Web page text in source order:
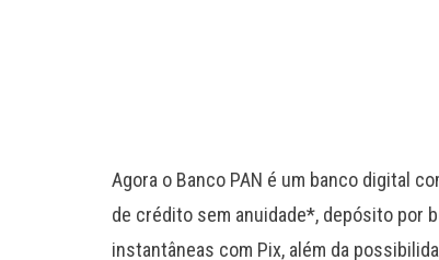
Agora o Banco PAN é um banco digital
de crédito sem anuidade*, depósito por
instantâneas com Pix, além da